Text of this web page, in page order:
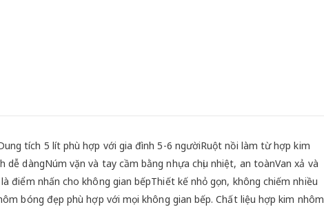
tích 5 lít phù hợp với gia đình 5-6 ngườiRuột nồi làm từ hợp kim
dàngNúm vặn và tay cầm bằng nhựa chịu nhiệt, an toànVan xả và
điểm nhấn cho không gian bếpThiết kế nhỏ gọn, không chiếm nhiều
bóng đẹp phù hợp với mọi không gian bếp. Chất liệu hợp kim nhôm